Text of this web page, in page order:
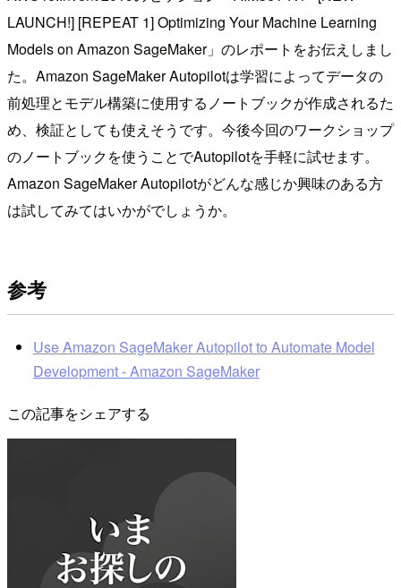
LAUNCH!] [REPEAT 1] Optimizing Your Machine Learning
Models on Amazon SageMaker」のレポートをお伝えしまし
た。Amazon SageMaker Autopilotは学習によってデータの
前処理とモデル構築に使用するノートブックが作成されるた
め、検証としても使えそうです。今後今回のワークショップ
のノートブックを使うことでAutopilotを手軽に試せます。
Amazon SageMaker Autopilotがどんな感じか興味のある方
は試してみてはいかがでしょうか。
参考
Use Amazon SageMaker Autopilot to Automate Model
Development - Amazon SageMaker
この記事をシェアする